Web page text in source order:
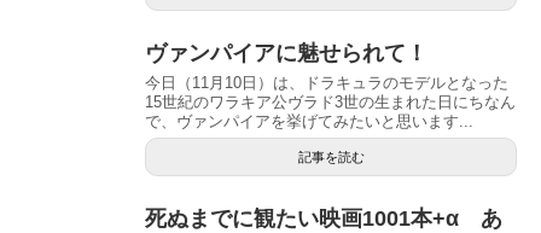
ヴァンパイアに魅せられて！
今日（11月10日）は、ドラキュラのモデルとなった
15世紀のワラキア公ヴラド3世の生まれた日にちなん
で、ヴァンパイアを挙げてみたいと思います...
記事を読む
死ぬまでに観たい映画1001本+α あ